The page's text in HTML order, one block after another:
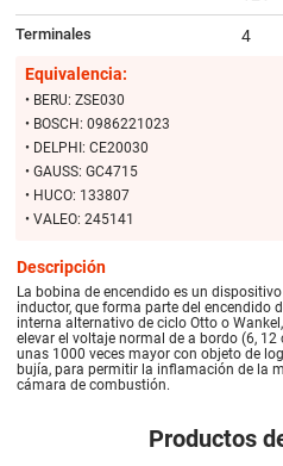
Terminales
4
Equivalencia:
• BERU: ZSE030
• BOSCH: 0986221023
• DELPHI: CE20030
• GAUSS: GC4715
• HUCO: 133807
• VALEO: 245141
Descripción
La bobina de encendido es un
inductor, que forma parte del encendido
interna alternativo de ciclo Otto o
elevar el voltaje normal de a bordo (6,
unas 1000 veces mayor con objeto de
bujía, para permitir la inflamación de la
cámara de combustión.
Productos